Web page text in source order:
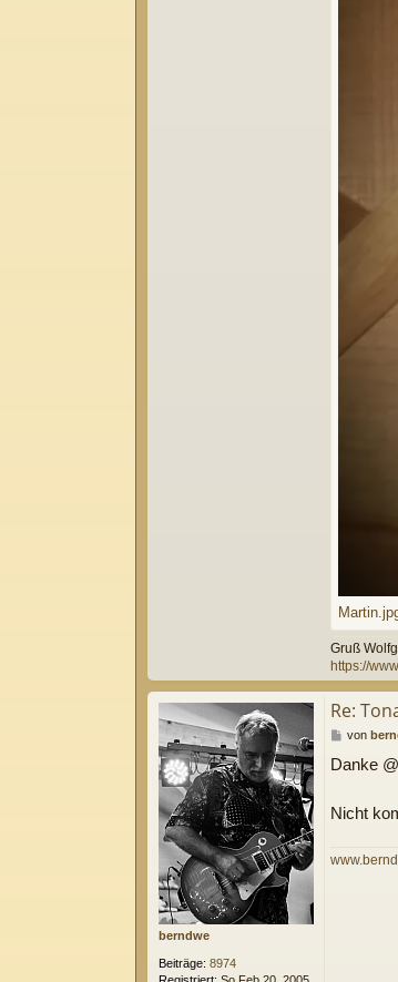
Gruß
https://
berndwe
Beiträge: 8974
Re:
B
i
a
von
Danke
Nicht